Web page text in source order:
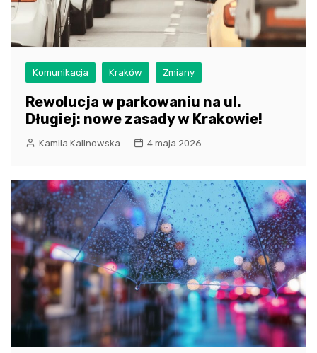
Komunikacja Kraków Zmiany
Rewolucja w parkowaniu na ul.
Długiej: nowe zasady w Krakowie!
Kamila Kalinowska 4 maja 2026